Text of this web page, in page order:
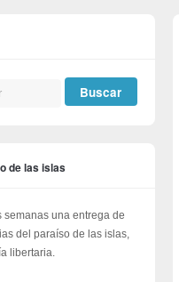
de las islas
semanas una entrega de
del paraíso de las islas,
libertaria.